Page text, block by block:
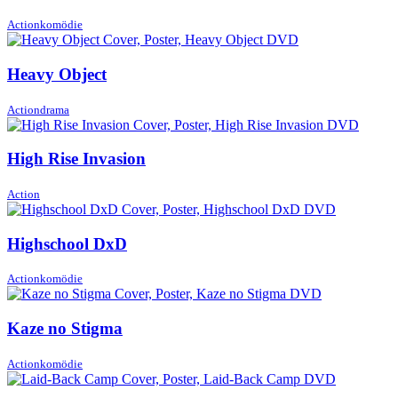
Actionkomödie
Heavy Object
Actiondrama
High Rise Invasion
Action
Highschool DxD
Actionkomödie
Kaze no Stigma
Actionkomödie